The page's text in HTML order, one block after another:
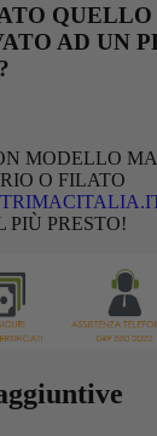
AD UN
MODELLO
O FILATO
PIÙ PRESTO!